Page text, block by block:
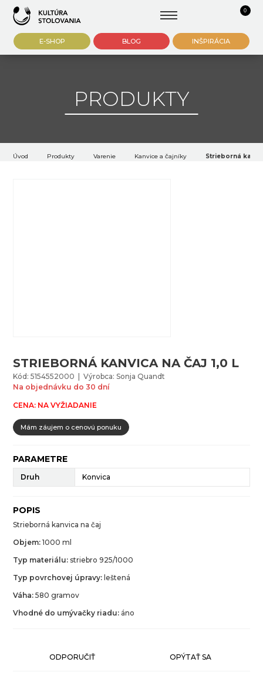
0
E-SHOP BLOG INŠPIRÁCIA
PRODUKTY
Úvod Produkty Varenie Kanvice a čajníky Strieborná
STRIEBORNÁ KANVICA NA ČAJ 1,0 L
Kód: 5154552000 | Výrobca: Sonja Quandt
Na objednávku do 30 dní
CENA: NA VYŽIADANIE
Mám záujem o cenovú ponuku
PARAMETRE
Druh Konvica
POPIS
Strieborná kanvica na čaj
Objem:1000 ml
Typ materiálu: striebro 925/1000
Typ povrchovej úpravy: leštená
Váha: 580 gramov
Vhodné do umývačky riadu: áno
ODPORUČIŤ OPÝTAŤ SA